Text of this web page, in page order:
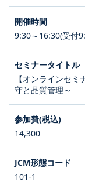
9:30～16:30(受付
【オンラインセ
守と品質管理～
14,300
101-1